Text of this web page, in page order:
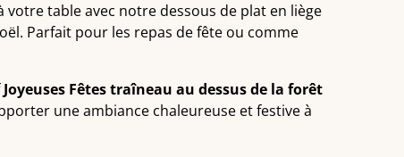
votre table avec notre dessous de plat en liège
Parfait pour les repas de fête ou comme
Joyeuses Fêtes traîneau au dessus de la forêt
une ambiance chaleureuse et festive à